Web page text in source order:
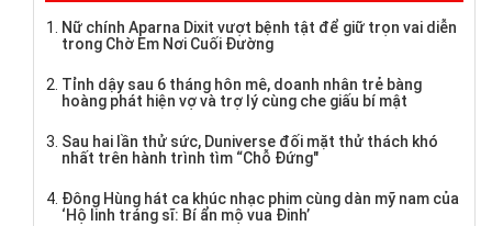
Nữ chính Aparna Dixit vượt bệnh tật để giữ trọn vai diễn
trong Chờ Em Nơi Cuối Đường
Tỉnh dậy sau 6 tháng hôn mê, doanh nhân trẻ bàng
hoàng phát hiện vợ và trợ lý cùng che giấu bí mật
Sau hai lần thử sức, Duniverse đối mặt thử thách khó
nhất trên hành trình tìm “Chỗ Đứng"
Đông Hùng hát ca khúc nhạc phim cùng dàn mỹ nam của
‘Hộ linh tráng sĩ: Bí ẩn mộ vua Đinh’